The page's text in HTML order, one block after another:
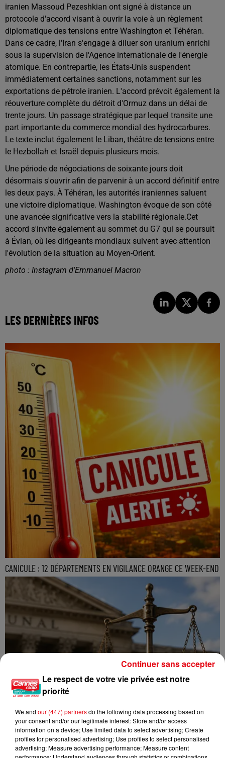
iranien Massoud Pezeshkian ont signé à distance un
protocole d'accord visant à ouvrir la voie à un règlement
diplomatique des tensions entre Washington et Téhéran.
Dans ce cadre, l'Iran s'engage à diluer son uranium enrichi
sous la supervision de l'Agence internationale de l'énergie
atomique. En contrepartie, les États-Unis suspendent
immédiatement certaines sanctions, notamment sur les
exportations de pétrole iranien. L'accord prévoit également la
réouverture complète du détroit d'Ormuz dans un délai de
trente jours. Un passage stratégique par lequel transite une
part importante du commerce mondial des hydrocarbures.
Le texte inclut également le Liban, théâtre de tensions entre
le Hezbollah et Israël depuis plusieurs mois.
Une période de négociations de soixante jours doit
désormais s'ouvrir afin de parvenir à un accord définitif entre
les deux pays. À Téhéran, les autorités iraniennes saluent
une victoire diplomatique. Washington évoque de son côté
une avancée significative vers la stabilité régionale.Cet
accord s'invite également au sommet du G7 qui se poursuit
à Évian, où les dirigeants mondiaux suivent avec attention
l'évolution de la situation au Moyen-Orient.
photo : Instagram d'Emmanuel Macron
LES DERNIÈRES INFOS
CANICULE : 12 DÉPARTEMENTS EN VIGILANCE ORANGE CE WEEK-END
Le respect de votre vie privée est notre
priorité
We and our (447) partnersdo the following data processing based on
your consent and/or our legitimate interest: Store and/or access
information on a device; Use limited data to select advertising; Create
profiles for personalised advertising; Use profiles to select personalised
advertising; Measure advertising performance; Measure content
Continuer sans accepter